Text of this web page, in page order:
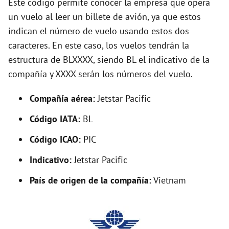
o
Este código permite conocer la empresa que opera
un vuelo al leer un billete de avión, ya que estos
indican el número de vuelo usando estos dos
caracteres. En este caso, los vuelos tendrán la
estructura de BLXXXX, siendo BL el indicativo de la
compañía y XXXX serán los números del vuelo.
Compañía aérea:Jetstar Pacific
Código IATA: BL
Código ICAO: PIC
Indicativo:Jetstar Pacific
País de origen de la compañía:Vietnam